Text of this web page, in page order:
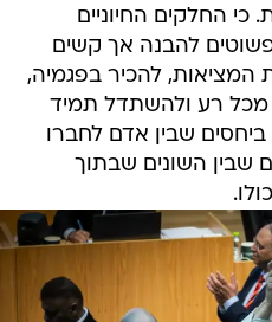
החלקים החיוניים
להבנה אך קשים
המציאות, להכיר בפגמיה,
מכל רע ולהשתדל תמיד
ביחסים שבין אדם לחברו
שבין השונים שבתוך